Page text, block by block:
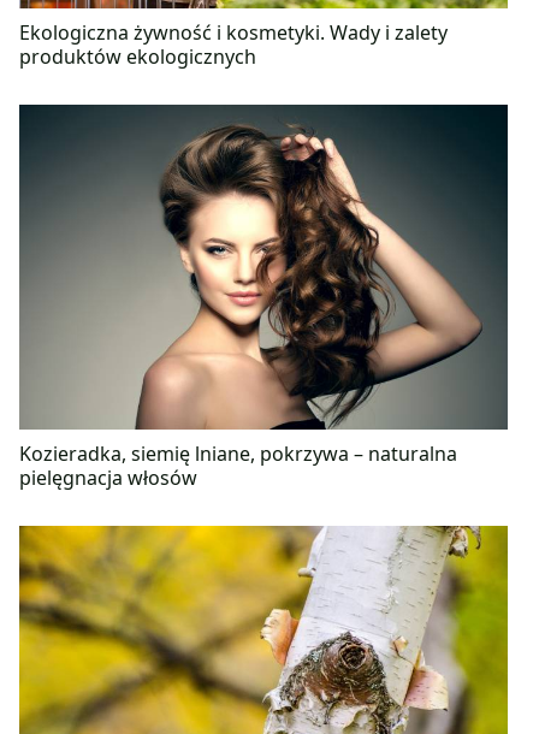
Ekologiczna żywność i kosmetyki. Wady i zalety
produktów ekologicznych
Kozieradka, siemię lniane, pokrzywa – naturalna
pielęgnacja włosów